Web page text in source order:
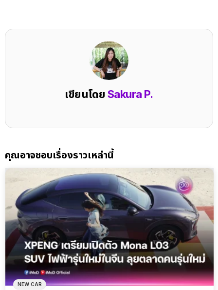
เขียนโดย Sakura P.
คุณอาจชอบเรื่องราวเหล่านี้
NEW CAR